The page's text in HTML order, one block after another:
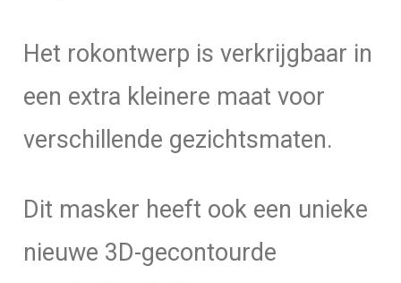
Het rokontwerp is verkrijgbaar in
een extra kleinere maat voor
verschillende gezichtsmaten.
Dit masker heeft ook een unieke
nieuwe 3D-gecontourde